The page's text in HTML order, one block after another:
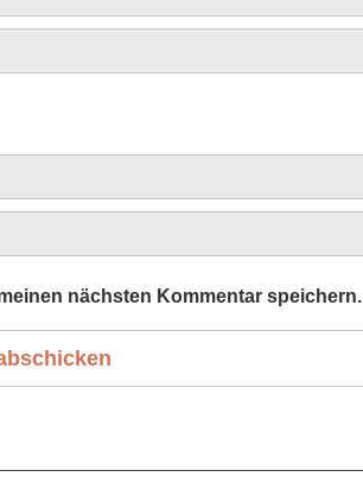
nächsten Kommentar speichern.